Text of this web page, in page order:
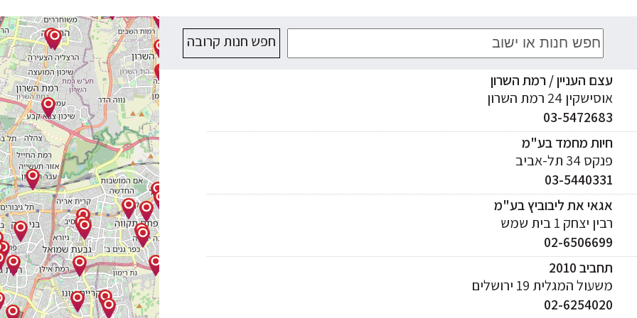
חפש חנות קרובה
עצם העניין / רמת השרון
אוסישקין 24 רמת השרון
03-5472683
חיות מחמד בע"מ
פנקס 34 תל-אביב
03-5440331
אגאי את ליבוביץ בע"מ
רבין יצחק 1 בית שמש
02-6506699
תחביב 2010
משעול המגלית 19 ירושלים
02-6254020